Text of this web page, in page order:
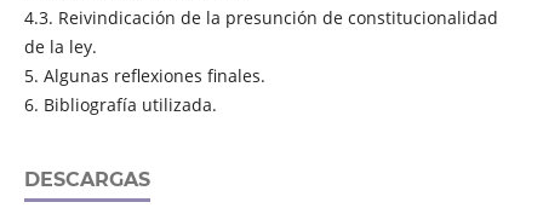
4.3. Reivindicación de la presunción de constitucionalidad
de la ley.
5. Algunas reflexiones finales.
6. Bibliografía utilizada.
DESCARGAS